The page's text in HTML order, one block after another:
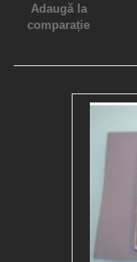
Adaugă la
comparație